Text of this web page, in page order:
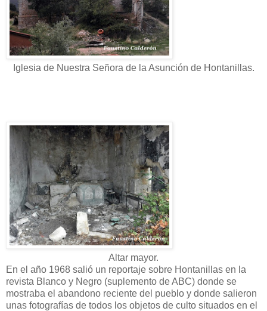
Iglesia de Nuestra Señora de la Asunción de Hontanillas.
Altar mayor.
En el año 1968 salió un reportaje sobre Hontanillas en la
revista Blanco y Negro (suplemento de ABC) donde se
mostraba el abandono reciente del pueblo y donde salieron
unas fotografías de todos los objetos de culto situados en el